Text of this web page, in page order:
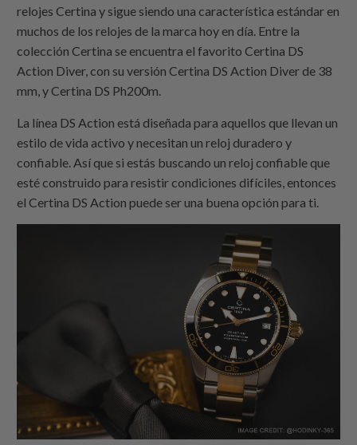
relojes Certina y sigue siendo una característica estándar en
muchos de los relojes de la marca hoy en día. Entre la
colección Certina se encuentra el favorito Certina DS
Action Diver, con su versión Certina DS Action Diver de 38
mm, y Certina DS Ph200m.
La línea DS Action está diseñada para aquellos que llevan un
estilo de vida activo y necesitan un reloj duradero y
confiable. Así que si estás buscando un reloj confiable que
esté construido para resistir condiciones difíciles, entonces
el Certina DS Action puede ser una buena opción para ti.